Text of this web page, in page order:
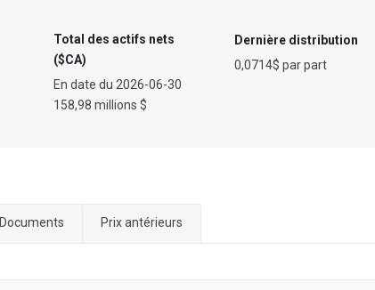
Total des actifs nets
($CA)
En date du 2026-06-30
158,98 millions $
Dernière distribution
0,0714$ par part
Documents Prix antérieurs